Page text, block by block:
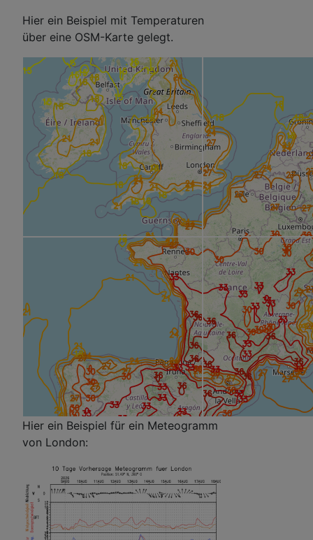
Hier ein Beispiel mit Temperaturen
über eine OSM-Karte gelegt.
Hier ein Beispiel für ein Meteogramm
von London: